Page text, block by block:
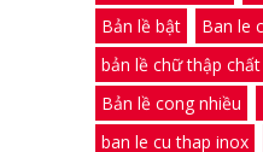
Bản lề bật
Ban le
bản lề chữ thập
Bản lề cong nhiều
ban le cu thap inox